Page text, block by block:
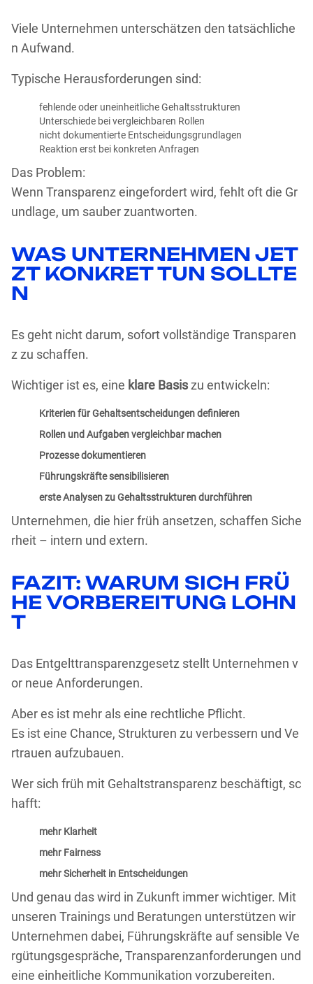
Viele Unternehmen unterschätzen den tatsächliche
n Aufwand.
Typische Herausforderungen sind:
fehlende oder uneinheitliche Gehaltsstrukturen
Unterschiede bei vergleichbaren Rollen
nicht dokumentierte Entscheidungsgrundlagen
Reaktion erst bei konkreten Anfragen
Das Problem:
Wenn Transparenz eingefordert wird, fehlt oft die Gr
undlage, um sauber zuantworten.
WAS UNTERNEHMEN JET
ZT KONKRET TUN SOLLTE
N
Es geht nicht darum, sofort vollständige Transparen
z zu schaffen.
Wichtiger ist es, eine klare Basiszu entwickeln:
Kriterien für Gehaltsentscheidungen definieren
Rollen und Aufgaben vergleichbar machen
Prozesse dokumentieren
Führungskräfte sensibilisieren
erste Analysen zu Gehaltsstrukturen durchführen
Unternehmen, die hier früh ansetzen, schaffen Siche
rheit – intern und extern.
FAZIT: WARUM SICH FRÜ
HE VORBEREITUNG LOHN
T
Das Entgelttransparenzgesetz stellt Unternehmen v
or neue Anforderungen.
Aber es ist mehr als eine rechtliche Pflicht.
Es ist eine Chance, Strukturen zu verbessern und Ve
rtrauen aufzubauen.
Wer sich früh mit Gehaltstransparenz beschäftigt, sc
hafft:
mehr Klarheit
mehr Fairness
mehr Sicherheit in Entscheidungen
Und genau das wird in Zukunft immer wichtiger. Mit
unseren Trainings und Beratungen unterstützen wir
Unternehmen dabei, Führungskräfte auf sensible Ve
rgütungsgespräche, Transparenzanforderungen und
eine einheitliche Kommunikation vorzubereiten.